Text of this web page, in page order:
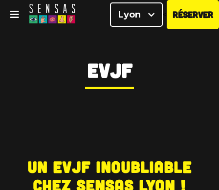
Lyon RÉSERVER
EVJF
Un EVJF inoubliable
chez SENSAS Lyon !